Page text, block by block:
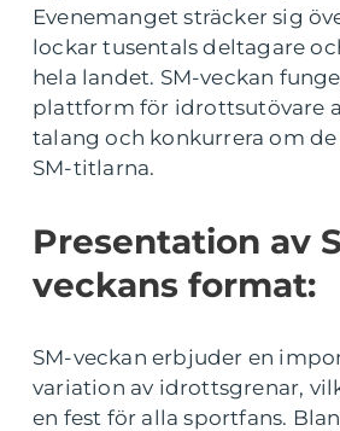
Evenemanget sträcker sig
lockar tusentals deltagare
hela landet. SM-veckan
plattform för idrottsutövare
talang och konkurrera om
SM-titlarna.
Presentation av
veckans format:
SM-veckan erbjuder en
variation av idrottsgrenar,
en fest för alla sportfans.